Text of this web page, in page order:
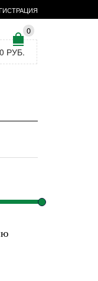
0
0 РУБ.